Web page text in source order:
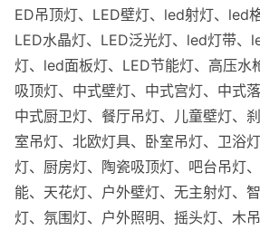
ED吊顶灯、LED壁灯、led射灯、led
LED水晶灯、LED泛光灯、led灯带、
灯、led面板灯、LED节能灯、高压水
吸顶灯、中式壁灯、中式宫灯、中式
中式厨卫灯、餐厅吊灯、儿童壁灯、
室吊灯、北欧灯具、卧室吊灯、卫浴
灯、厨房灯、陶瓷吸顶灯、吧台吊灯
能、天花灯、户外壁灯、无主射灯、
灯、氛围灯、户外照明、摇头灯、木